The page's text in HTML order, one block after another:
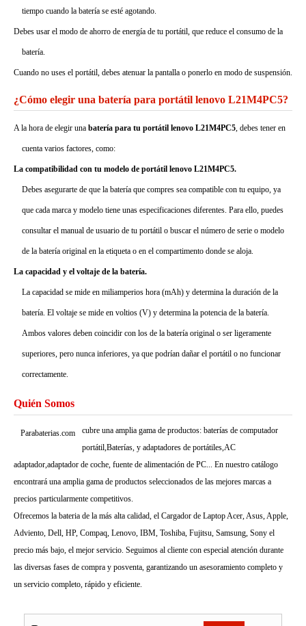
tiempo cuando la batería se esté agotando.
Debes usar el modo de ahorro de energía de tu portátil, que reduce el consumo de la
batería.
Cuando no uses el portátil, debes atenuar la pantalla o ponerlo en modo de suspensión.
¿Cómo elegir una batería para portátil lenovo L21M4PC5?
A la hora de elegir una batería para tu portátil lenovo L21M4PC5, debes tener en
cuenta varios factores, como:
La compatibilidad con tu modelo de portátil lenovo L21M4PC5.
Debes asegurarte de que la batería que compres sea compatible con tu equipo, ya
que cada marca y modelo tiene unas especificaciones diferentes. Para ello, puedes
consultar el manual de usuario de tu portátil o buscar el número de serie o modelo
de la batería original en la etiqueta o en el compartimento donde se aloja.
La capacidad y el voltaje de la batería.
La capacidad se mide en miliamperios hora (mAh) y determina la duración de la
batería. El voltaje se mide en voltios (V) y determina la potencia de la batería.
Ambos valores deben coincidir con los de la batería original o ser ligeramente
superiores, pero nunca inferiores, ya que podrían dañar el portátil o no funcionar
correctamente.
Quién Somos
Parabaterias.com
cubre una amplia gama de productos: baterías de computador
portátil,Baterías, y adaptadores de portátiles,AC
adaptador,adaptador de coche, fuente de alimentación de PC... En nuestro catálogo
encontrará una amplia gama de productos seleccionados de las mejores marcas a
precios particularmente competitivos.
Ofrecemos la bateria de la más alta calidad, el Cargador de Laptop Acer, Asus, Apple,
Adviento, Dell, HP, Compaq, Lenovo, IBM, Toshiba, Fujitsu, Samsung, Sony el
precio más bajo, el mejor servicio. Seguimos al cliente con especial atención durante
las diversas fases de compra y posventa, garantizando un asesoramiento completo y
un servicio completo, rápido y eficiente.